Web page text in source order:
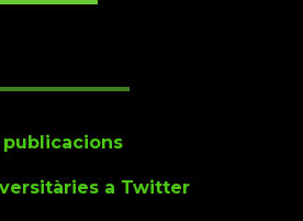
a Twitter